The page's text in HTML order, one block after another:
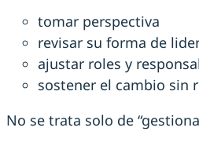
tomar perspectiva
revisar su forma de
ajustar roles y
sostener el cambio sin
No se trata solo de